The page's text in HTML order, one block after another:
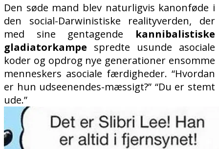
Den søde mand blev naturligvis kanonføde i
den social-Darwinistiske realityverden, der
med sine gentagende kannibalistiske
gladiatorkampe spredte usunde asociale
koder og opdrog nye generationer ensomme
menneskers asociale færdigheder. “Hvordan
er hun udseenendes-mæssigt?” “Du er stemt
ude.”